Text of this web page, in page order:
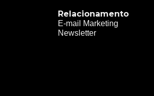
Relacionamento
E-mail Marketing
Newsletter